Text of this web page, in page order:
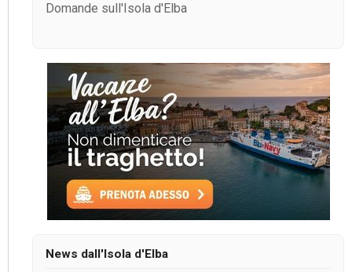
Domande sull'Isola d'Elba
News dall'Isola d'Elba